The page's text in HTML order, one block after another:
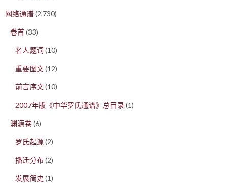
网络通谱(2,730)
卷首(33)
名人题词 (10)
重要图文(12)
前言序文(10)
2007年版《中华罗氏通谱》总目录(1)
渊源卷(6)
罗氏起源(2)
播迁分布(2)
发展简史 (1)